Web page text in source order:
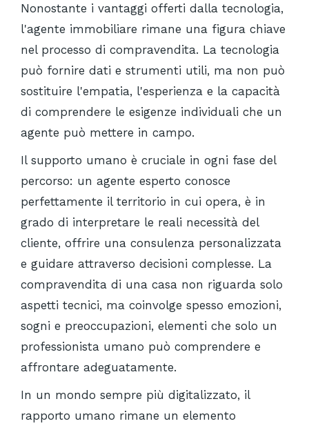
Nonostante i vantaggi offerti dalla tecnologia,
l'agente immobiliare rimane una figura chiave
nel processo di compravendita. La tecnologia
può fornire dati e strumenti utili, ma non può
sostituire l'empatia, l'esperienza e la capacità
di comprendere le esigenze individuali che un
agente può mettere in campo.
Il supporto umano è cruciale in ogni fase del
percorso: un agente esperto conosce
perfettamente il territorio in cui opera, è in
grado di interpretare le reali necessità del
cliente, offrire una consulenza personalizzata
e guidare attraverso decisioni complesse. La
compravendita di una casa non riguarda solo
aspetti tecnici, ma coinvolge spesso emozioni,
sogni e preoccupazioni, elementi che solo un
professionista umano può comprendere e
affrontare adeguatamente.
In un mondo sempre più digitalizzato, il
rapporto umano rimane un elemento